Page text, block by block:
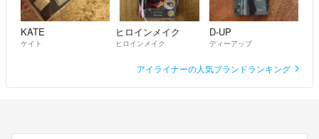
KATE
ケイト
ヒロインメイク
ヒロインメイク
D-UP
ディーアップ
アイライナーの人気ブランドランキング